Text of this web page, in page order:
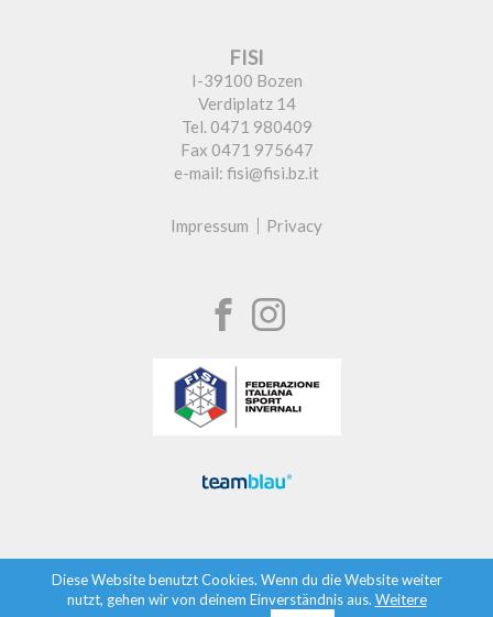
FISI
I-39100 Bozen
Verdiplatz 14
Tel. 0471 980409
Fax 0471 975647
e-mail: fisi@fisi.bz.it
Impressum Privacy
Diese Website benutzt Cookies. Wenn du die Website weiter
nutzt, gehen wir von deinem Einverständnis aus. Weitere